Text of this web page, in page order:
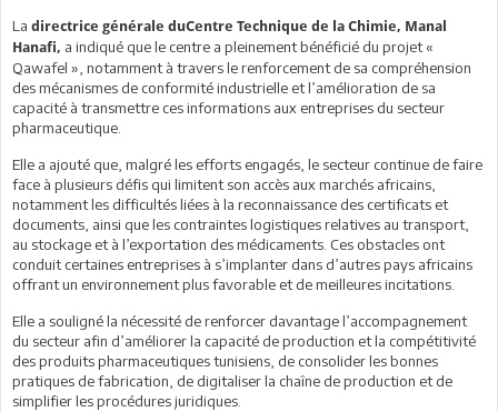
La directrice générale duCentre Technique de la Chimie, Manal
Hanafi, a indiqué que le centre a pleinement bénéficié du projet «
Qawafel », notamment à travers le renforcement de sa compréhension
des mécanismes de conformité industrielle et l’amélioration de sa
capacité à transmettre ces informations aux entreprises du secteur
pharmaceutique.
Elle a ajouté que, malgré les efforts engagés, le secteur continue de faire
face à plusieurs défis qui limitent son accès aux marchés africains,
notamment les difficultés liées à la reconnaissance des certificats et
documents, ainsi que les contraintes logistiques relatives au transport,
au stockage et à l’exportation des médicaments. Ces obstacles ont
conduit certaines entreprises à s’implanter dans d’autres pays africains
offrant un environnement plus favorable et de meilleures incitations.
Elle a souligné la nécessité de renforcer davantage l’accompagnement
du secteur afin d’améliorer la capacité de production et la compétitivité
des produits pharmaceutiques tunisiens, de consolider les bonnes
pratiques de fabrication, de digitaliser la chaîne de production et de
simplifier les procédures juridiques.